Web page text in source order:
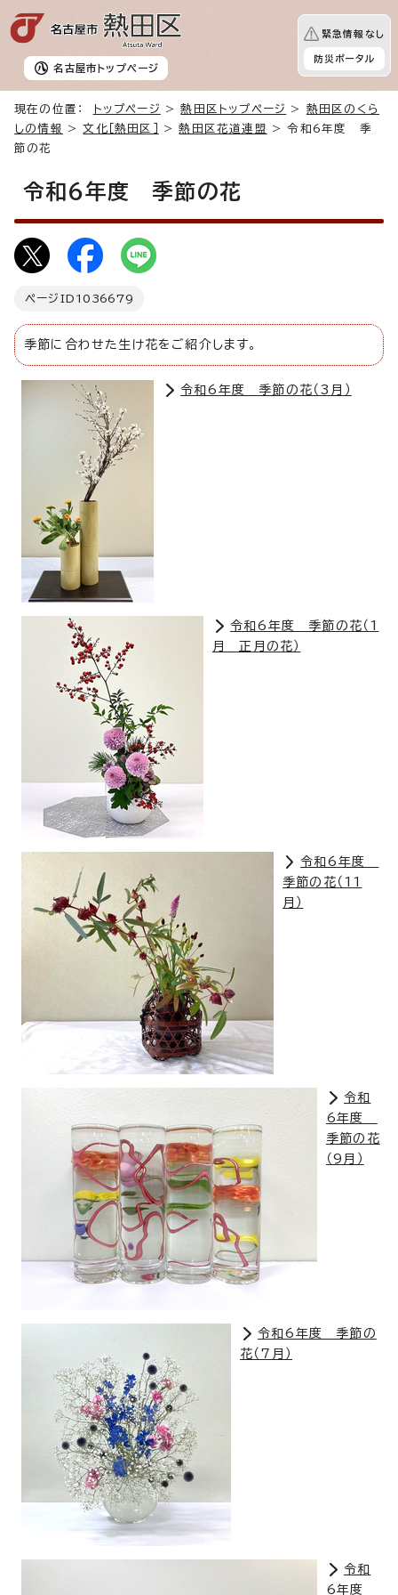
名古屋市 トップページ
緊急情報なし
防災ポータル
現在の位置： トップページ >熱田区トップページ > 熱田区のくら
しの情報
>文化［熱田区］ >熱田区花道連盟
> 令和6年度 季
節の花
令和6年度 季節の花
ページID 1036679
季節に合わせた生け花をご紹介します。
令和6年度 季節の花（3月）
令和6年度 季節の花（1
月 正月の花）
令和6年度
季節の花（11
月）
令和
6年度
季節の花
（9月）
令和6年度 季節の
花（7月）
令和
6年度